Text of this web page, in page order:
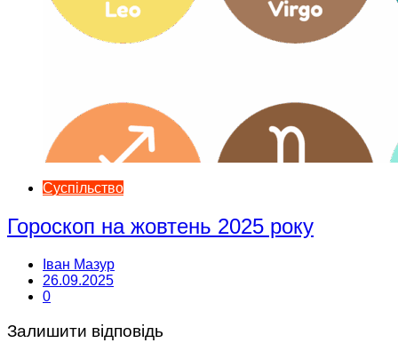
Суспільство
Гороскоп на жовтень 2025 року
Іван Мазур
26.09.2025
0
Залишити відповідь